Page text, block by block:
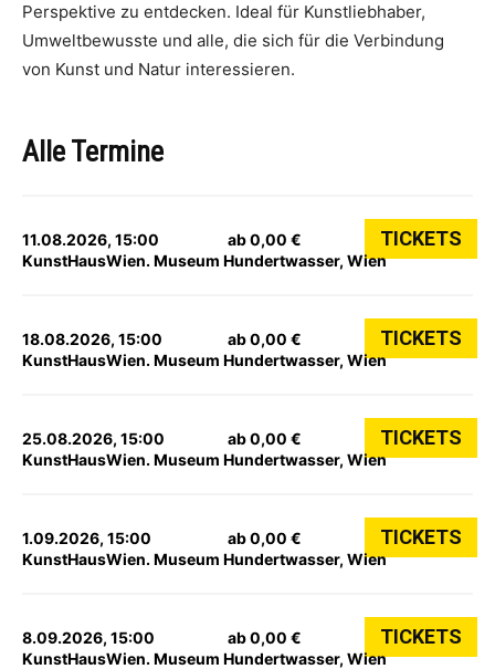
Perspektive zu entdecken. Ideal für Kunstliebhaber,
Umweltbewusste und alle, die sich für die Verbindung
von Kunst und Natur interessieren.
Alle Termine
11.08.2026, 15:00
KunstHausWien. Museum Hundertwasser, Wien
ab 0,00 € TICKETS
18.08.2026, 15:00
KunstHausWien. Museum Hundertwasser, Wien
ab 0,00 € TICKETS
25.08.2026, 15:00
KunstHausWien. Museum Hundertwasser, Wien
ab 0,00 € TICKETS
1.09.2026, 15:00
KunstHausWien. Museum Hundertwasser, Wien
ab 0,00 € TICKETS
8.09.2026, 15:00
KunstHausWien. Museum Hundertwasser, Wien
ab 0,00 € TICKETS